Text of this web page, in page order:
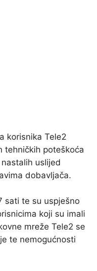
korisnika Tele2
tehničkih poteškoća
uslijed
dobavljača.
sati te su uspješno
koji su imali
mreže Tele2 se
te nemogućnosti